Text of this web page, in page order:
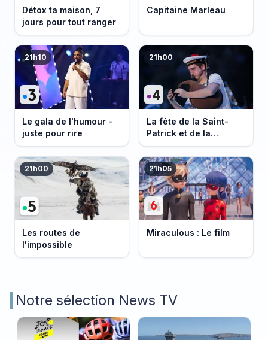
Détox ta maison, 7
jours pour tout ranger
Capitaine Marleau
21h10
Le gala de l'humour -
juste pour rire
21h00
La fête de la Saint-
Patrick et de la
Bretagne
21h00
Les routes de
l'impossible
21h05
Miraculous : Le film
Notre sélection News TV